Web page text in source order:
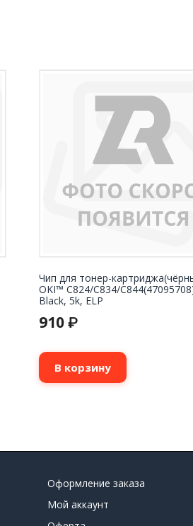
Чип для тонер-
OKI™ C824/C834/
Black, 5k, ELP
910 ₽
В корзину
Оформление заказа
Мой аккаунт